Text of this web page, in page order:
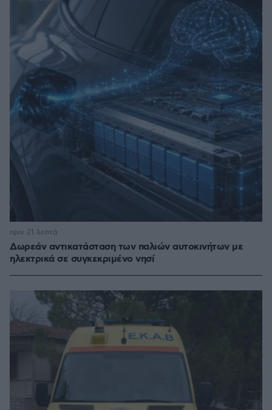
Δωρεάν αντικατάσταση των παλιών αυτοκινήτων με
ηλεκτρικά σε συγκεκριμένο νησί
πριν 21 λεπτά